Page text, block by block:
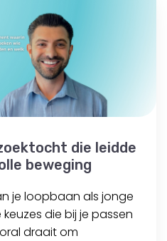
die leidde
beweging
je loopbaan als jonge
die bij je passen
draait om